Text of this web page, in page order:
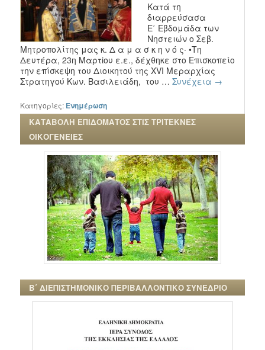
Κατά τη
διαρρεύσασα
Ε΄ Εβδομάδα των
Νηστειών ο Σεβ.
Μητροπολίτης μας κ. Δ α μ α σ κ η ν ό ς· •Τη
Δευτέρα, 23η Μαρτἰου ε.ε., δέχθηκε στο Επισκοπείο
την επίσκεψη του Διοικητού της XVI Μεραρχίας
Στρατηγού Κων. Βασιλειάδη, του …Συνέχεια →
Κατηγορίες: Ενημέρωση
ΚΑΤΑΒΟΛΗ ΕΠΙΔΟΜΑΤΟΣ ΣΤΙΣ ΤΡΙΤΕΚΝΕΣ
ΟΙΚΟΓΕΝΕΙΕΣ
Β΄ ΔΙΕΠΙΣΤΗΜΟΝΙΚΟ ΠΕΡΙΒΑΛΛΟΝΤΙΚΟ ΣΥΝΕΔΡΙΟ